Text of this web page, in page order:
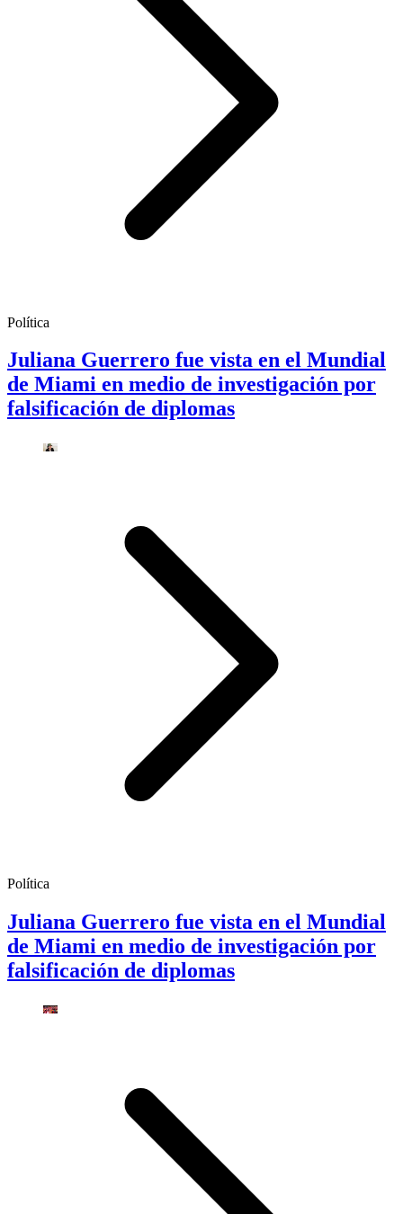
Política
Juliana Guerrero fue vista en el Mundial
de Miami en medio de investigación por
falsificación de diplomas
Política
Juliana Guerrero fue vista en el Mundial
de Miami en medio de investigación por
falsificación de diplomas